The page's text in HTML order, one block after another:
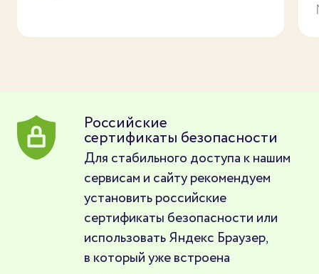
Российские
сертификаты безопасности
Для стабильного доступа к нашим
сервисам и сайту рекомендуем
установить российские
сертификаты безопасности или
использовать Яндекс Браузер,
в который уже встроена